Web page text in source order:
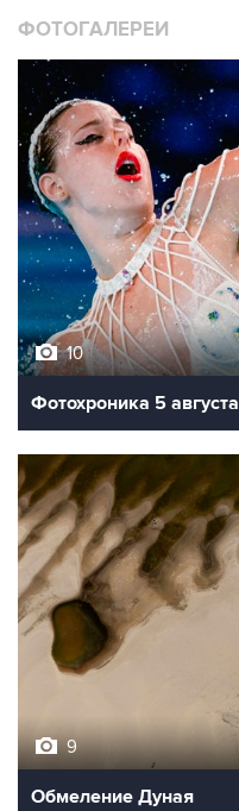
ФОТОГАЛЕРЕИ
10
Фотохроника 5 августа
9
Обмеление Дуная